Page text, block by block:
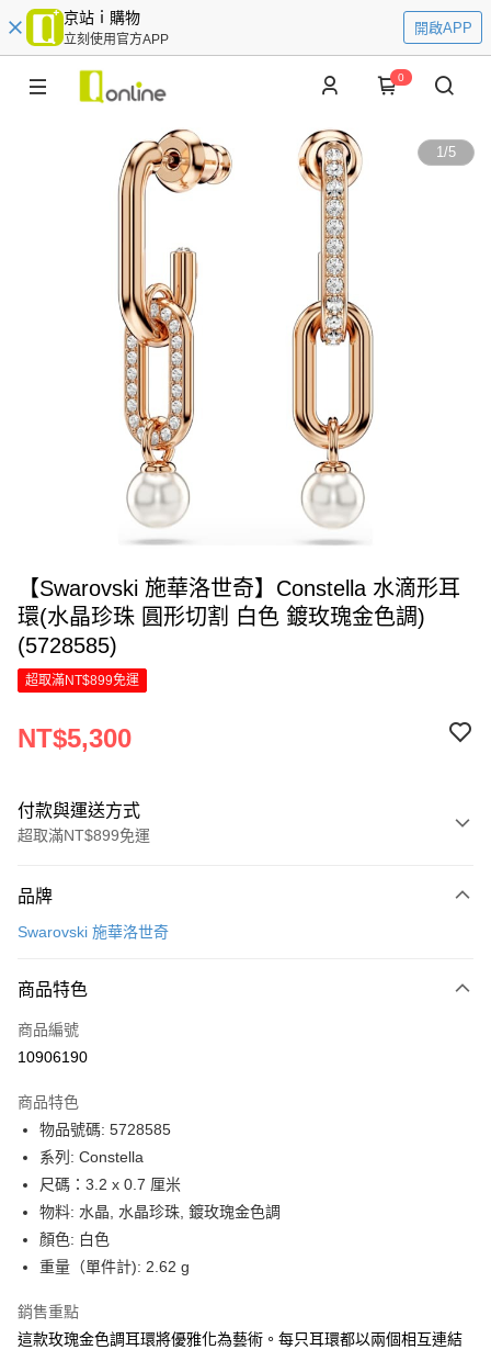
京站ｉ購物
立刻使用官方APP
開啟APP
0
1/5
【Swarovski 施華洛世奇】Constella 水滴形耳
環(水晶珍珠 圓形切割 白色 鍍玫瑰金色調)
(5728585)
超取滿NT$899免運
NT$5,300
付款與運送方式
超取滿NT$899免運
信用卡一次付款
6 期 0 利率 每期
合作金庫商業銀行
上海商業儲蓄銀行
臺灣中小企業銀行
匯豐（台灣）商業銀行
聯邦商業銀行
元大商業銀行
玉山商業銀行
星展（台灣）商業銀行
台灣樂天信用卡公司
LINE Pay
Apple Pay
街口支付
悠遊付
Google Pay
全盈+PAY
大哥付你分期
【大哥付你分期使用說明】
1.本服務由台灣大哥大提供，台灣大哥大用戶可立即使用無須另外申請。
AFTEE先享後付
品牌
Swarovski 施華洛世奇
商品特色
商品編號
10906190
商品特色
物品號碼: 5728585
系列: Constella
尺碼：3.2 x 0.7 厘米
物料: 水晶, 水晶珍珠, 鍍玫瑰金色調
顏色: 白色
重量（單件計): 2.62 g
銷售重點
這款玫瑰金色調耳環將優雅化為藝術。每只耳環都以兩個相互連結